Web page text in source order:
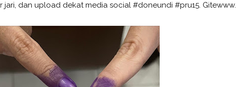
dan upload dekat media social #doneundi #pru15. Gitewww.